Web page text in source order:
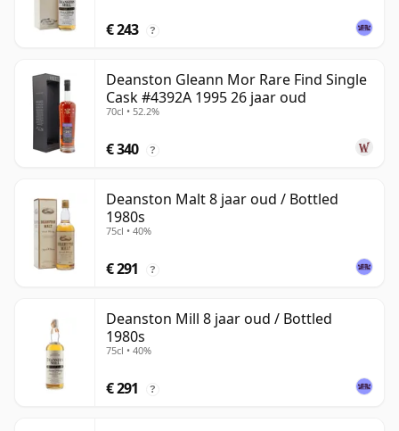
€ 243 ?
Deanston Gleann Mor Rare Find Single
Cask #4392A 1995 26 jaar oud
70cl • 52.2%
€ 340 ?
Deanston Malt 8 jaar oud / Bottled
1980s
75cl • 40%
€ 291 ?
Deanston Mill 8 jaar oud / Bottled
1980s
75cl • 40%
€ 291 ?